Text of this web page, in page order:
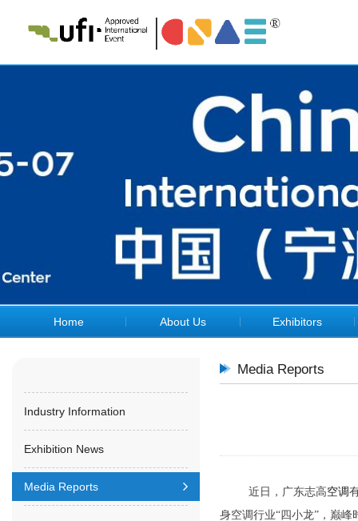
Home About Us Exhibitors
Industry Information
Exhibition News
Media Reports
Media Reports
近日，广东志高空调
身空调行业“四小龙”，巅